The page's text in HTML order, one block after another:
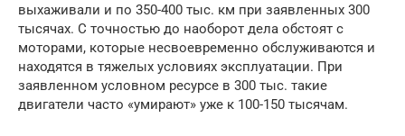
выхаживали и по 350-400 тыс. км при заявленных 300
тысячах. С точностью до наоборот дела обстоят с
моторами, которые несвоевременно обслуживаются и
находятся в тяжелых условиях эксплуатации. При
заявленном условном ресурсе в 300 тыс. такие
двигатели часто «умирают» уже к 100-150 тысячам.